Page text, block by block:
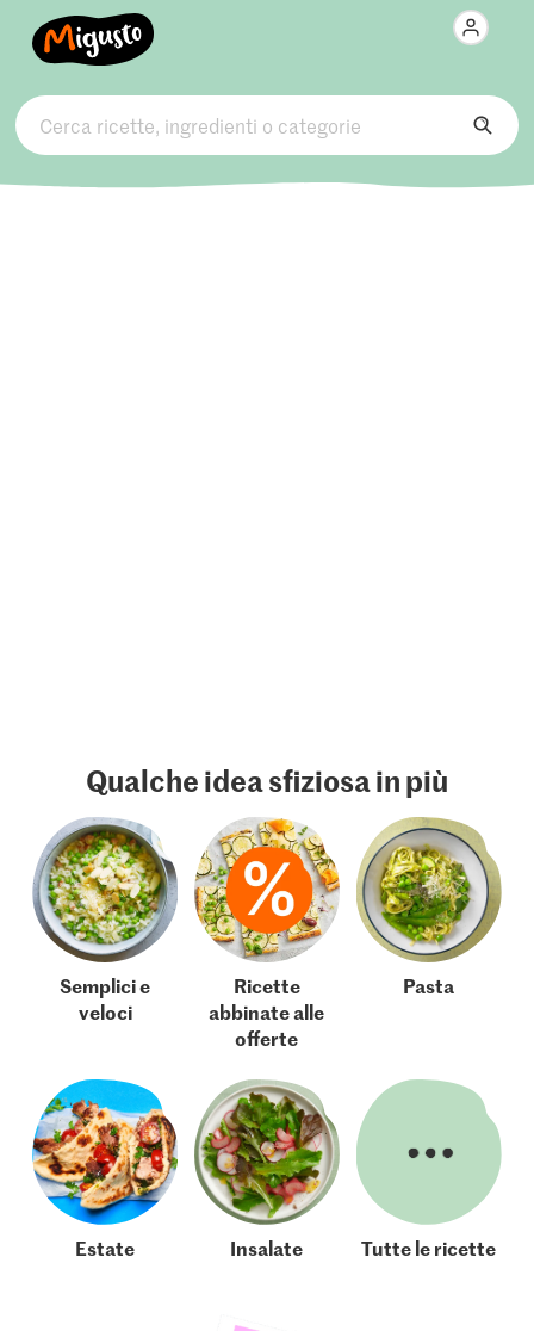
Qualche idea sfiziosa in più
Semplici e
veloci
Ricette
abbinate alle
offerte
Pasta
Estate Insalate Tutte le ricette